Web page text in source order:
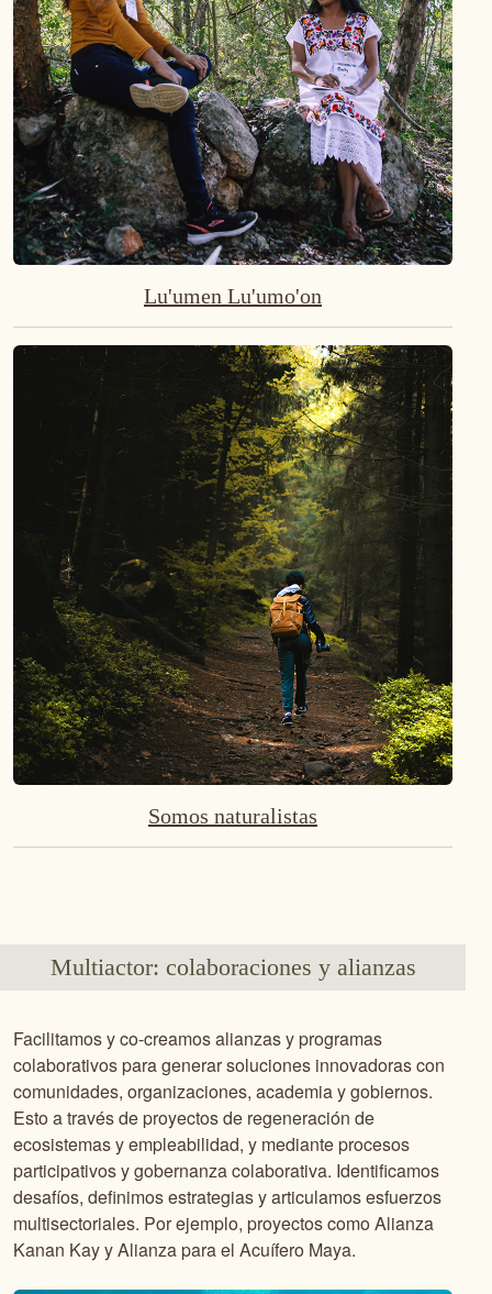
Lu'umen Lu'umo'on
Somos naturalistas
Multiactor: colaboraciones y alianzas
Facilitamos y co-creamos alianzas y programas
colaborativos para generar soluciones innovadoras con
comunidades, organizaciones, academia y gobiernos.
Esto a través de proyectos de regeneración de
ecosistemas y empleabilidad, y mediante procesos
participativos y gobernanza colaborativa. Identificamos
desafíos, definimos estrategias y articulamos esfuerzos
multisectoriales. Por ejemplo, proyectos como Alianza
Kanan Kay y Alianza para el Acuífero Maya.